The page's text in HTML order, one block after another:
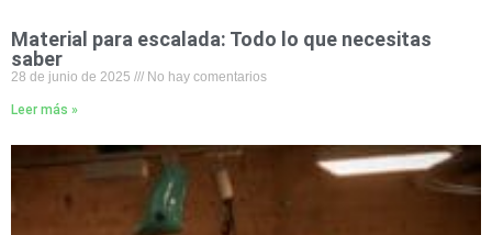
Material para escalada: Todo lo que necesitas
saber
28 de junio de 2025 No hay comentarios
Leer más »